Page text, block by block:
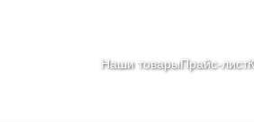
Наши товарыПрайс-лист